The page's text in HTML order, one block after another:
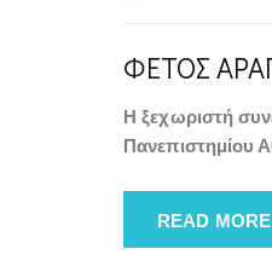
ΦΕΤΟΣ
Η ξεχωριστή
Πανεπιστημίου
READ MORE